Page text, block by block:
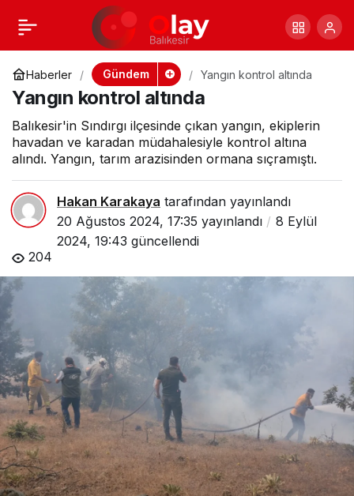
Haberler Gündem Yangın kontrol altında
Yangın kontrol altında
Balıkesir'in Sındırgı ilçesinde çıkan yangın, ekiplerin
havadan ve karadan müdahalesiyle kontrol altına
alındı. Yangın, tarım arazisinden ormana sıçramıştı.
Hakan Karakaya tarafından yayınlandı
20 Ağustos 2024, 17:35 yayınlandı
8 Eylül
2024, 19:43 güncellendi
204
Manyas’ta Kaza: 3
Yaralı
+ Paylaş